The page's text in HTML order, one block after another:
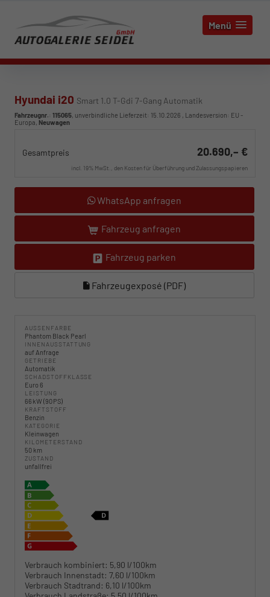
Menü
Hyundai i20 Smart 1.0 T-Gdi 7-Gang Automatik
Fahrzeugnr.: 115065, unverbindliche Lieferzeit: 15.10.2026 , Landesversion: EU -
Europa, Neuwagen
Gesamtpreis 20.690,– €
incl. 19% MwSt., den Kosten für Überführung und Zulassungspapieren
WhatsApp anfragen
Fahrzeug anfragen
Fahrzeug parken
Fahrzeugexposé (PDF)
AUSSENFARBE
Phantom Black Pearl
INNENAUSSTATTUNG
auf Anfrage
GETRIEBE
Automatik
SCHADSTOFFKLASSE
Euro 6
LEISTUNG
66 kW (90 PS)
KRAFTSTOFF
Benzin
KATEGORIE
Kleinwagen
KILOMETERSTAND
50 km
ZUSTAND
unfallfrei
Verbrauch kombiniert: 5,90 l/100km
Verbrauch Innenstadt: 7,60 l/100km
Verbrauch Stadtrand: 6,10 l/100km